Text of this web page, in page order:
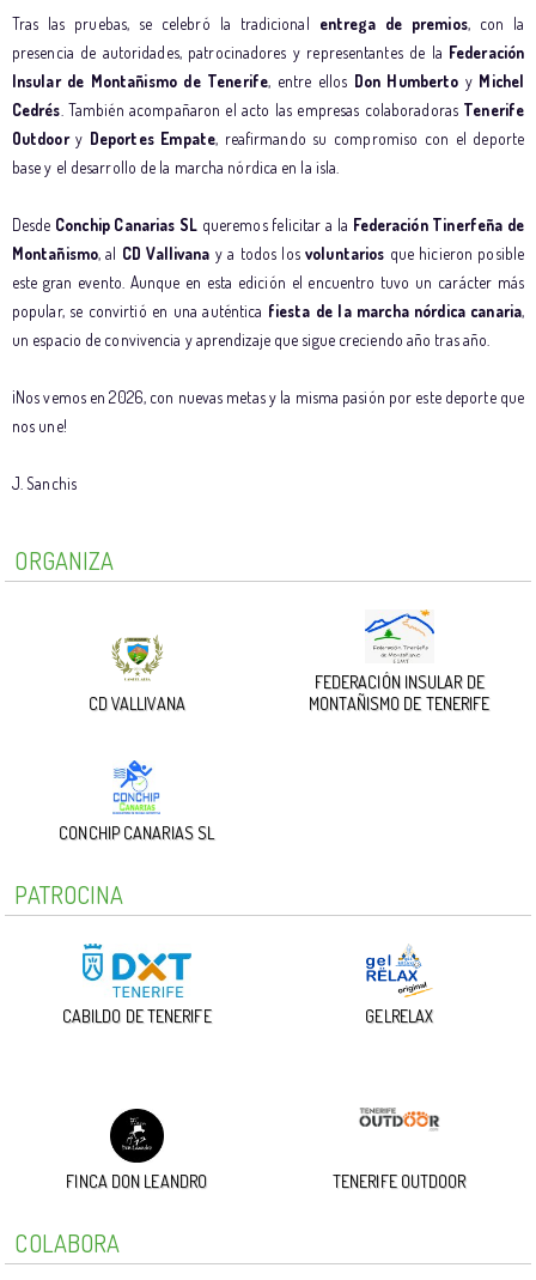
Tras las pruebas, se celebró la tradicional entrega de premios, con la
presencia de autoridades, patrocinadores y representantes de la Federación
Insular de Montañismo de Tenerife, entre ellos Don Humberto y Michel
Cedrés . También acompañaron el acto las empresas colaboradoras Tenerife
Outdoory Deportes Empate, reafirmando su compromiso con el deporte
base y el desarrollo de la marcha nórdica en la isla.
Desde Conchip Canarias SL queremos felicitar a la Federación Tinerfeña de
Montañismo, al CD Vallivana y a todos losvoluntarios que hicieron posible
este gran evento. Aunque en esta edición el encuentro tuvo un carácter más
popular, se convirtió en una auténtica fiesta de la marcha nórdica canaria,
un espacio de convivencia y aprendizaje que sigue creciendo año tras año.
¡Nos vemos en 2026, con nuevas metas y la misma pasión por este deporte que
nos une!
J. Sanchis
ORGANIZA
CD VALLIVANA
FEDERACIÓN INSULAR DE
MONTAÑISMO DE TENERIFE
CONCHIP CANARIAS SL
PATROCINA
CABILDO DE TENERIFE GELRELAX
FINCA DON LEANDRO TENERIFE OUTDOOR
COLABORA